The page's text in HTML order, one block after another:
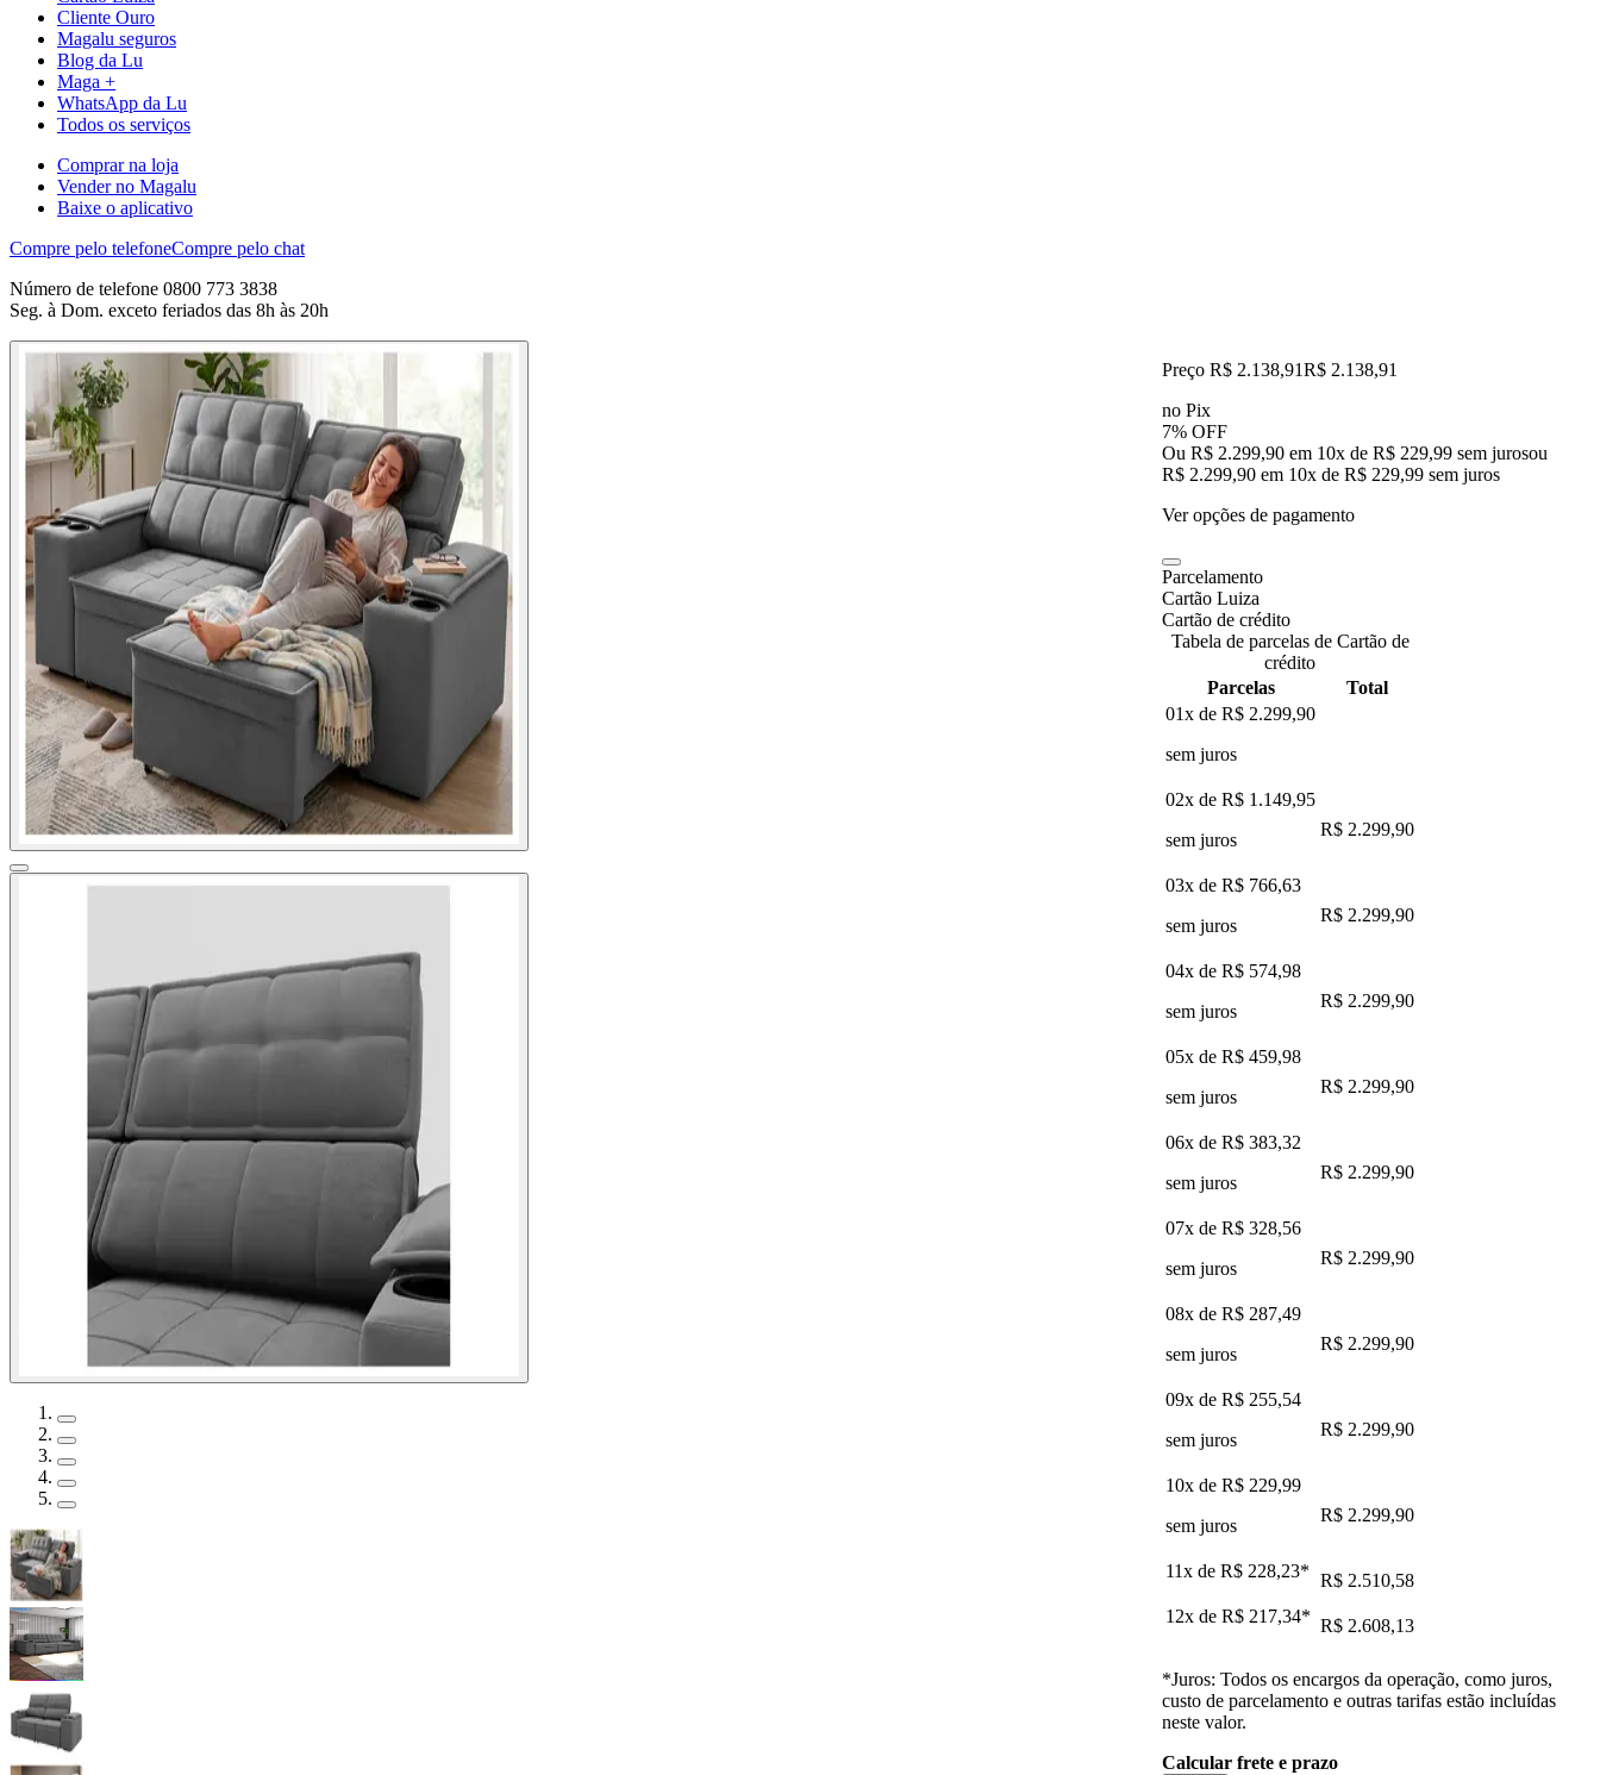
Cliente Ouro
Magalu seguros
Blog da Lu
Maga +
WhatsApp da Lu
Todos os serviços
Comprar na loja
Vender no Magalu
Baixe o aplicativo
Compre pelo telefoneCompre pelo chat
Número de telefone 0800 773 3838
Seg. à Dom. exceto feriados das 8h às 20h
Preço R$ 2.138,91R$ 2.138,91
no Pix
7% OFF
Ou R$ 2.299,90 em 10x de R$ 229,99 sem jurosou
R$ 2.299,90 em 10x de R$ 229,99 sem juros
Ver opções de pagamento
Parcelamento
Cartão Luiza
Cartão de crédito
Tabela de parcelas de Cartão de
crédito
Parcelas
Total
01x de R$ 2.299,90
sem juros
02x de R$ 1.149,95
sem juros
R$ 2.299,90
03x de R$ 766,63
sem juros
R$ 2.299,90
04x de R$ 574,98
sem juros
R$ 2.299,90
05x de R$ 459,98
sem juros
R$ 2.299,90
06x de R$ 383,32
sem juros
R$ 2.299,90
07x de R$ 328,56
sem juros
R$ 2.299,90
08x de R$ 287,49
sem juros
R$ 2.299,90
09x de R$ 255,54
sem juros
R$ 2.299,90
10x de R$ 229,99
sem juros
R$ 2.299,90
11x de R$ 228,23* R$ 2.510,58
12x de R$ 217,34* R$ 2.608,13
*Juros: Todos os encargos da operação, como juros,
custo de parcelamento e outras tarifas estão incluídas
neste valor.
Calcular frete e prazo